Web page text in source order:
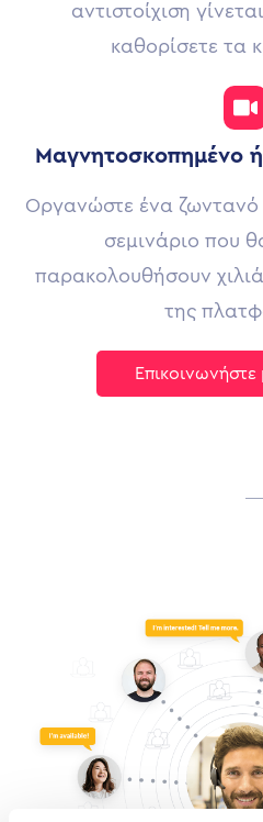
αντιστοίχιση
καθορίσετε τα
Μαγνητοσκοπημένο
Οργανώστε ένα
σεμινάριο που
παρακολουθήσουν
της
Επικοινωνήστε